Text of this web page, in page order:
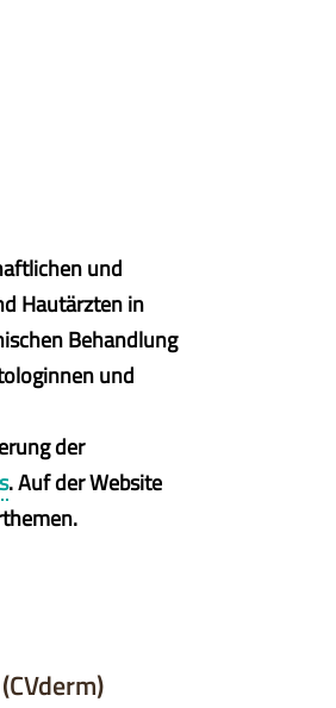
und
Hautärzten in
Behandlung
und
der
. Auf der Website